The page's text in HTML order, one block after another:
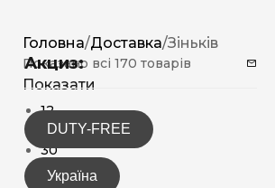
Акциз:
DUTY-FREE
Україна
Головна/Доставка/Зіньків
Показано всі 170 товарів
Показати
12
15
30